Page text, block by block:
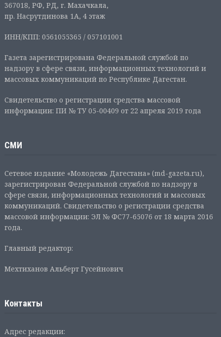
367018, РФ, РД, г. Махачкала,
пр. Насрутдинова 1А, 4 этаж
ИНН/КПП: 0561055365 / 057101001
Газета зарегистрирована Федеральной службой по
надзору в сфере связи, информационных технологий и
массовых коммуникаций по Республике Дагестан.
Свидетельство о регистрации средства массовой
информации: ПИ № ТУ 05-00409 от 22 апреля 2019 года
СМИ
Сетевое издание «Молодежь Дагестана» (md-gazeta.ru),
зарегистрирован Федеральной службой по надзору в
сфере связи, информационных технологий и массовых
коммуникаций. Свидетельство о регистрации средства
массовой информации: ЭЛ № ФС77-65076 от 18 марта 2016
года.
Главный редактор:
Мехтиханов Альберт Гусейнович
Контакты
Адрес редакции: